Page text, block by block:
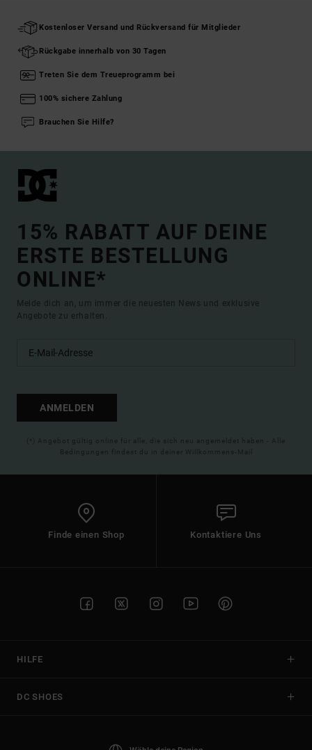
Kostenloser Versand und Rückversand für Mitglieder
Rückgabe innerhalb von 30 Tagen
Treten Sie dem Treueprogramm bei
100% sichere Zahlung
Brauchen Sie Hilfe?
15% RABATT AUF DEINE
ERSTE BESTELLUNG
ONLINE*
Melde dich an, um immer die neuesten News und exklusive
Angebote zu erhalten.
ANMELDEN
(*) Angebot gültig online für alle, die sich neu angemeldet haben - Alle
Bedingungen findest du in deiner Willkommens-Mail
Finde einen Shop Kontaktiere Uns
HILFE
DC SHOES